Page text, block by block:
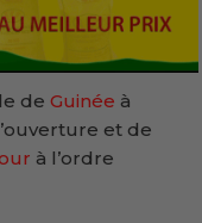
de Guinée à
et de
à l’ordre